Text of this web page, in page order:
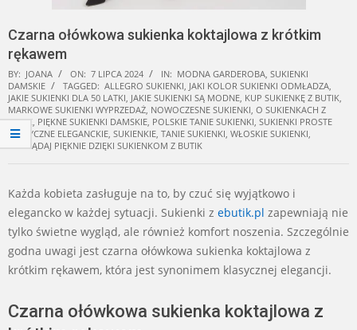
Czarna ołówkowa sukienka koktajlowa z krótkim
rękawem
BY: JOANA ON: 7 LIPCA 2024 IN: MODNA GARDEROBA SUKIENKI
DAMSKIE
TAGGED: ALLEGRO SUKIENKI JAKI KOLOR SUKIENKI ODMŁADZA
JAKIE SUKIENKI DLA 50 LATKI JAKIE SUKIENKI SĄ MODNE KUP SUKIENKĘ Z BUTIK
MARKOWE SUKIENKI WYPRZEDAŻ NOWOCZESNE SUKIENKI O SUKIENKACH Z
BUTIK PIĘKNE SUKIENKI DAMSKIE POLSKIE TANIE SUKIENKI SUKIENKI PROSTE
KLASYCZNE ELEGANCKIE SUKIENKIE TANIE SUKIENKI WŁOSKIE SUKIENKI
WYGLĄDAJ PIĘKNIE DZIĘKI SUKIENKOM Z BUTIK
Każda kobieta zasługuje na to, by czuć się wyjątkowo i
elegancko w każdej sytuacji. Sukienki z ebutik.pl zapewniają nie
tylko świetne wygląd, ale również komfort noszenia. Szczególnie
godna uwagi jest czarna ołówkowa sukienka koktajlowa z
krótkim rękawem, która jest synonimem klasycznej elegancji.
Czarna ołówkowa sukienka koktajlowa z